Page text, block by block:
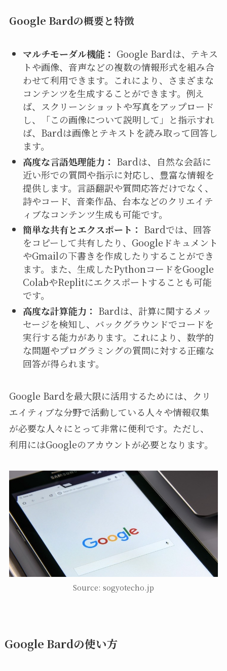
Google Bardの概要と特徴
マルチモーダル機能： Google Bardは、テキス
トや画像、音声などの複数の情報形式を組み合
わせて利用できます。これにより、さまざまな
コンテンツを生成することができます。例え
ば、スクリーンショットや写真をアップロード
し、「この画像について説明して」と指示すれ
ば、Bardは画像とテキストを読み取って回答し
ます。
高度な言語処理能力： Bardは、自然な会話に
近い形での質問や指示に対応し、豊富な情報を
提供します。言語翻訳や質問応答だけでなく、
詩やコード、音楽作品、台本などのクリエイテ
ィブなコンテンツ生成も可能です。
簡単な共有とエクスポート： Bardでは、回答
をコピーして共有したり、Googleドキュメント
やGmailの下書きを作成したりすることができ
ます。また、生成したPythonコードをGoogle
ColabやReplitにエクスポートすることも可能
です。
高度な計算能力： Bardは、計算に関するメッ
セージを検知し、バックグラウンドでコードを
実行する能力があります。これにより、数学的
な問題やプログラミングの質問に対する正確な
回答が得られます。
Google Bardを最大限に活用するためには、クリ
エイティブな分野で活動している人々や情報収集
が必要な人々にとって非常に便利です。ただし、
利用にはGoogleのアカウントが必要となります。
Source: sogyotecho.jp
Google Bardの使い方